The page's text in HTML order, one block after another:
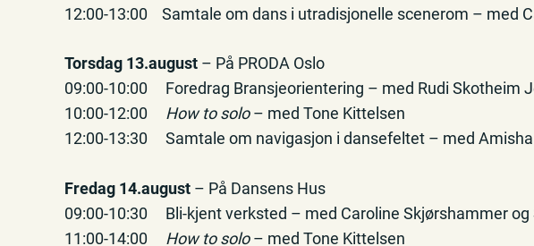
12:00-13:00 Samtale om dans i utradisjonelle scenerom – med
Torsdag 13.august – På PRODA Oslo
09:00-10:00 Foredrag Bransjeorientering – med Rudi Skotheim
10:00-12:00 How to solo– med Tone Kittelsen
12:00-13:30 Samtale om navigasjon i dansefeltet – med
Fredag 14.august – På Dansens Hus
09:00-10:30 Bli-kjent verksted – med Caroline Skjørshammer og
11:00-14:00 How to solo– med Tone Kittelsen